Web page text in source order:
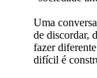
Uma
de discordar,
fazer
difícil é